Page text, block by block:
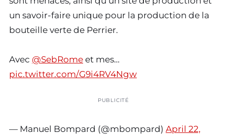
un savoir-faire unique pour la production de la
bouteille verte de Perrier.
Avec @SebRome et mes…
pic.twitter.com/G9i4RV4Ngw
PUBLICITÉ
— Manuel Bompard (@mbompard) April 22,